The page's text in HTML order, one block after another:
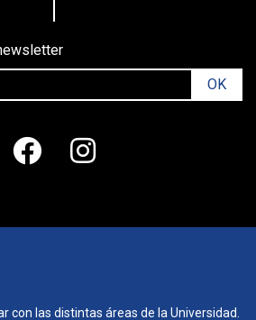
OK
con las distintas áreas de la Universidad.